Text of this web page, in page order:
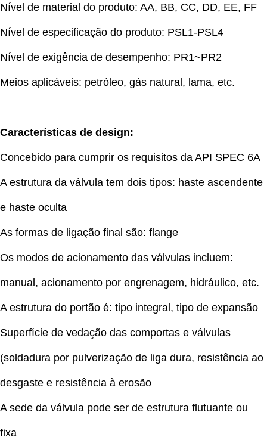
Nível de material do produto: AA, BB, CC, DD, EE, FF
Nível de especificação do produto: PSL1-PSL4
Nível de exigência de desempenho: PR1~PR2
Meios aplicáveis: petróleo, gás natural, lama, etc.
Características de design:
Concebido para cumprir os requisitos da API SPEC 6A
A estrutura da válvula tem dois tipos: haste ascendente
e haste oculta
As formas de ligação final são: flange
Os modos de acionamento das válvulas incluem:
manual, acionamento por engrenagem, hidráulico, etc.
A estrutura do portão é: tipo integral, tipo de expansão
Superfície de vedação das comportas e válvulas
(soldadura por pulverização de liga dura, resistência ao
desgaste e resistência à erosão
A sede da válvula pode ser de estrutura flutuante ou
fixa